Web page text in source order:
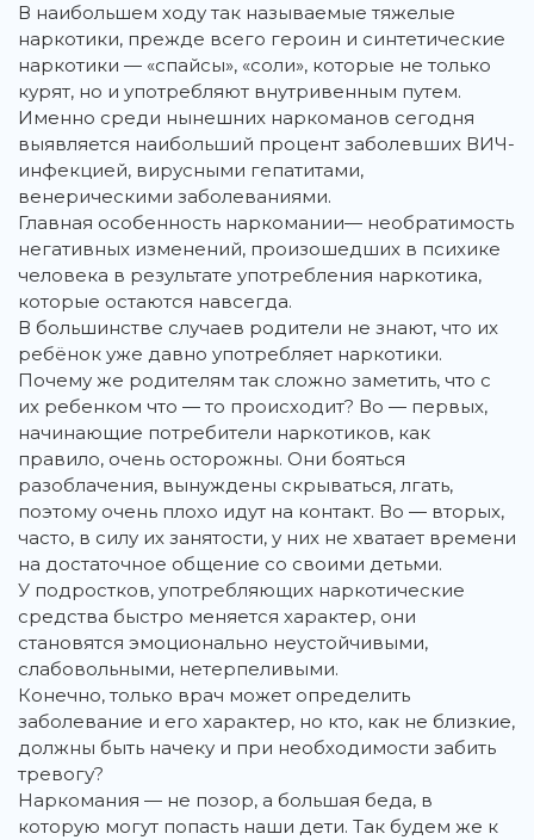
В наибольшем ходу так называемые тяжелые
наркотики, прежде всего героин и синтетические
наркотики — «спайсы», «соли», которые не только
курят, но и употребляют внутривенным путем.
Именно среди нынешних наркоманов сегодня
выявляется наибольший процент заболевших ВИЧ-
инфекцией, вирусными гепатитами,
венерическими заболеваниями.
Главная особенность наркомании— необратимость
негативных изменений, произошедших в психике
человека в результате употребления наркотика,
которые остаются навсегда.
В большинстве случаев родители не знают, что их
ребёнок уже давно употребляет наркотики.
Почему же родителям так сложно заметить, что с
их ребенком что — то происходит? Во — первых,
начинающие потребители наркотиков, как
правило, очень осторожны. Они бояться
разоблачения, вынуждены скрываться, лгать,
поэтому очень плохо идут на контакт. Во — вторых,
часто, в силу их занятости, у них не хватает времени
на достаточное общение со своими детьми.
У подростков, употребляющих наркотические
средства быстро меняется характер, они
становятся эмоционально неустойчивыми,
слабовольными, нетерпеливыми.
Конечно, только врач может определить
заболевание и его характер, но кто, как не близкие,
должны быть начеку и при необходимости забить
тревогу?
Наркомания — не позор, а большая беда, в
которую могут попасть наши дети. Так будем же к